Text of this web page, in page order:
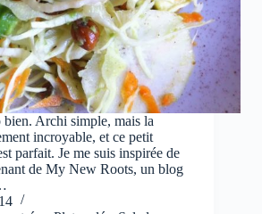
bien. Archi simple, mais la
incroyable, et ce petit
parfait. Je me suis inspirée de
de My New Roots, un blog